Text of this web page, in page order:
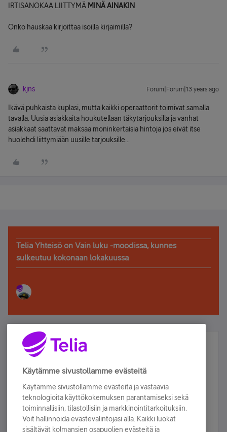
IRTISANOKAA LIITTYMÄ MINÄ AINAKIN
Onko hauskaa kirjoittaa isoilla kirjaimilla?
kjns Forum|Forum|13 years ago
Ikävä puhkaista kuplasi, mutta kaikki operaattorit toimivat samalla
tavalla. Uusia asiakkaita houkutellaan täkytarjouksilla ja vanhat
asiakkaat saattavat maksaa moninkertaisia hintoja jos eivät itse
huolehdi liittymiään uusille tarjouksille...
Telia Yhteisö on Vain luku -moodissa, kunnes
sulkeutuu kokonaan lokakuussa
Älä jää paitsi – osallistu ja voita!
Tilaa Telian uutiskirje ja olet mukana arvonnassa.
sähköpostiisi.
Tilaa nyt
Käytämme sivustollamme evästeitä
Käytämme sivustollamme evästeitä ja vastaavia
teknologioita käyttökokemuksen parantamiseksi sekä
toiminnallisiin, tilastollisiin ja markkinointitarkoituksiin.
Voit hallinnoida evästevalintojasi alla. Kaikki luokat
sisältävät kolmansien osapuolien evästeitä ja